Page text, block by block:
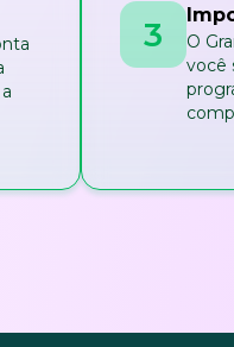
3
O
você